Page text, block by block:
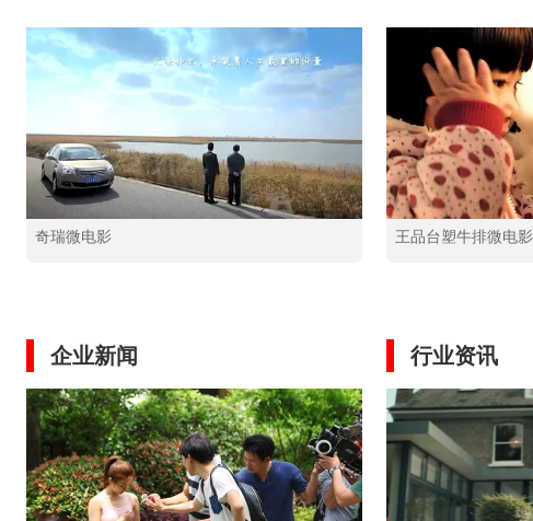
奇瑞微电影 王品台塑牛排微电影
企业新闻 行业资讯